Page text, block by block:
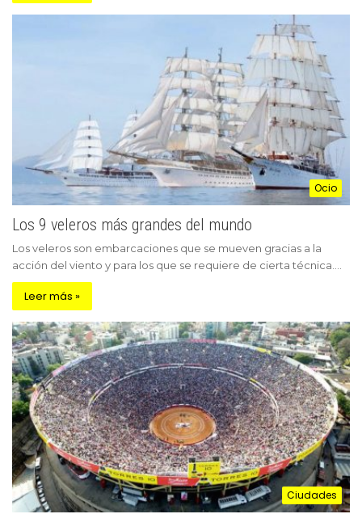
Ocio
Los 9 veleros más grandes del mundo
Los veleros son embarcaciones que se mueven gracias a la
acción del viento y para los que se requiere de cierta técnica.…
Leer más »
Ciudades